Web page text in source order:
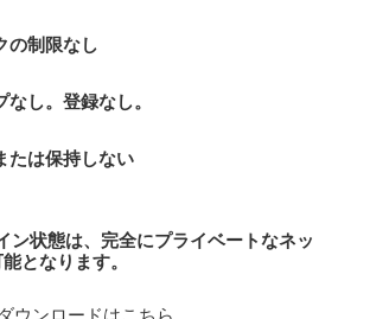
の制限なし
し。登録なし。
たは保持しない
ン状態は、完全にプライベートなネッ
となります。
ウンロードはこちら